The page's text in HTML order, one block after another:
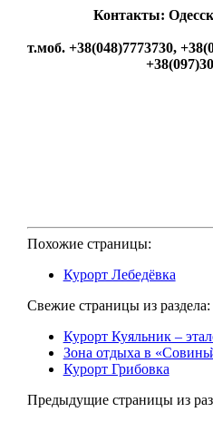
Контакты:
т.моб. +38(048)7773730,
Похожие страницы:
Курорт Лебедёвка
Свежие страницы из раздела:
Курорт Куяльник –
Зона отдыха в
Курорт Грибовка
Предыдущие страницы из